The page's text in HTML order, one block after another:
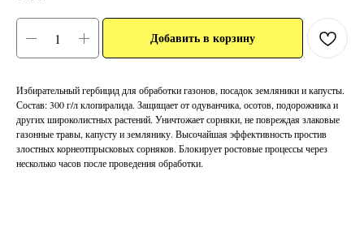
Добавить в корзину
Избирательный гербицид для обработки газонов, посадок земляники и капусты.
Состав: 300 г/л клопиралида. Защищает от одуванчика, осотов, подорожника и
других широколистных растений. Уничтожает сорняки, не повреждая злаковые
газонные травы, капусту и землянику. Высочайшая эффективность простив
злостных корнеотпрысковых сорняков. Блокирует ростовые процессы через
несколько часов после проведения обработки.